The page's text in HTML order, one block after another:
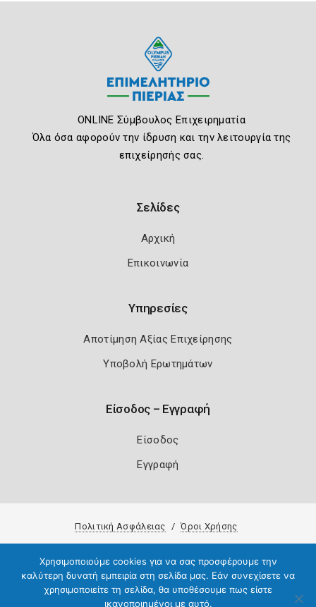
ONLINE Σύμβουλος Επιχειρηματία
Όλα όσα αφορούν την ίδρυση και την λειτουργία της
επιχείρησής σας.
Σελίδες
Αρχική
Επικοινωνία
Υπηρεσίες
Αποτίμηση Αξίας Επιχείρησης
Υποβολή Ερωτημάτων
Είσοδος – Εγγραφή
Είσοδος
Εγγραφή
Πολιτική Ασφάλειας Όροι Χρήσης
Χρησιμοποιούμε cookies για να σας προσφέρουμε την
καλύτερη δυνατή εμπειρία στη σελίδα μας. Εάν συνεχίσετε να
χρησιμοποιείτε τη σελίδα, θα υποθέσουμε πως είστε
ικανοποιημένοι με αυτό.